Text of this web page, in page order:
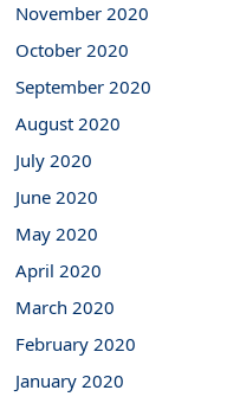
November 2020
October 2020
September 2020
August 2020
July 2020
June 2020
May 2020
April 2020
March 2020
February 2020
January 2020